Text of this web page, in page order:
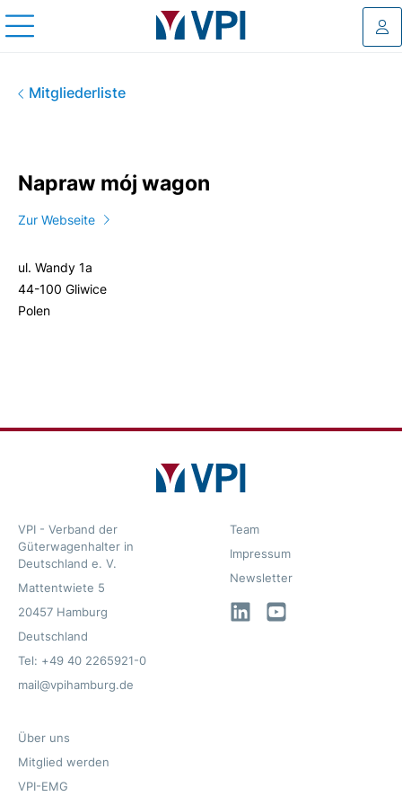
Mitgliederliste
Napraw mój wagon
Napraw mój wagon
Zur Webseite
ul. Wandy 1a
44-100 Gliwice
Polen
VPI - Verband der
Güterwagenhalter in
Deutschland e. V.
Mattentwiete 5
20457 Hamburg
Deutschland
Tel: +49 40 2265921-0
mail@vpihamburg.de
Team
Impressum
Newsletter
LinkedInYouTube
Über uns
Mitglied werden
VPI-EMG